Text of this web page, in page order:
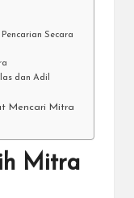
Secara
dan Adil
Mencari Mitra
Mitra